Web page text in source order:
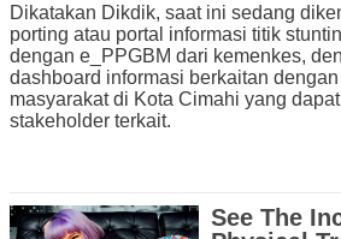
Dikatakan Dikdik, saat ini sedang
porting atau portal informasi titik
dengan e_PPGBM dari kemenkes,
dashboard informasi berkaitan
masyarakat di Kota Cimahi yang
stakeholder terkait.